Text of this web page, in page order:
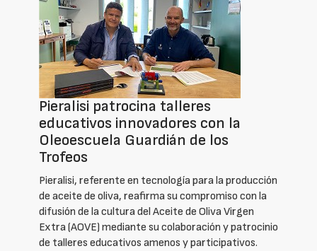
Pieralisi patrocina talleres
educativos innovadores con la
Oleoescuela Guardián de los
Trofeos
Pieralisi, referente en tecnología para la producción
de aceite de oliva, reafirma su compromiso con la
difusión de la cultura del Aceite de Oliva Virgen
Extra (AOVE) mediante su colaboración y patrocinio
de talleres educativos amenos y participativos.